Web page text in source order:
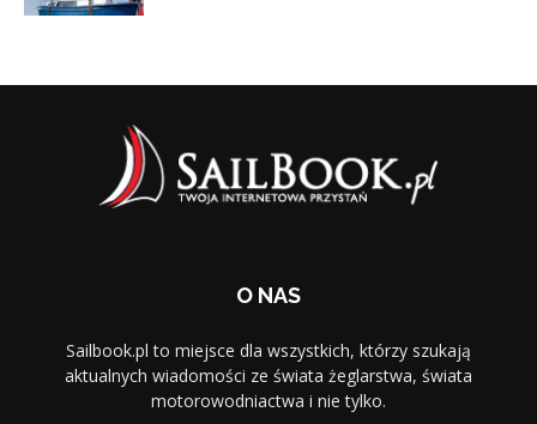
O NAS
Sailbook.pl to miejsce dla wszystkich, którzy szukają
aktualnych wiadomości ze świata żeglarstwa, świata
motorowodniactwa i nie tylko.